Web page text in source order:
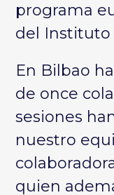
programa
del Instituto
En Bilbao
de once
sesiones
nuestro
quien